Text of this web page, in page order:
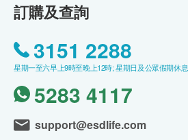
訂購及查詢
3151 2288
星期一至六早上9時至晚上12時; 星期日及公眾假期休息
5283 4117
support@esdlife.com